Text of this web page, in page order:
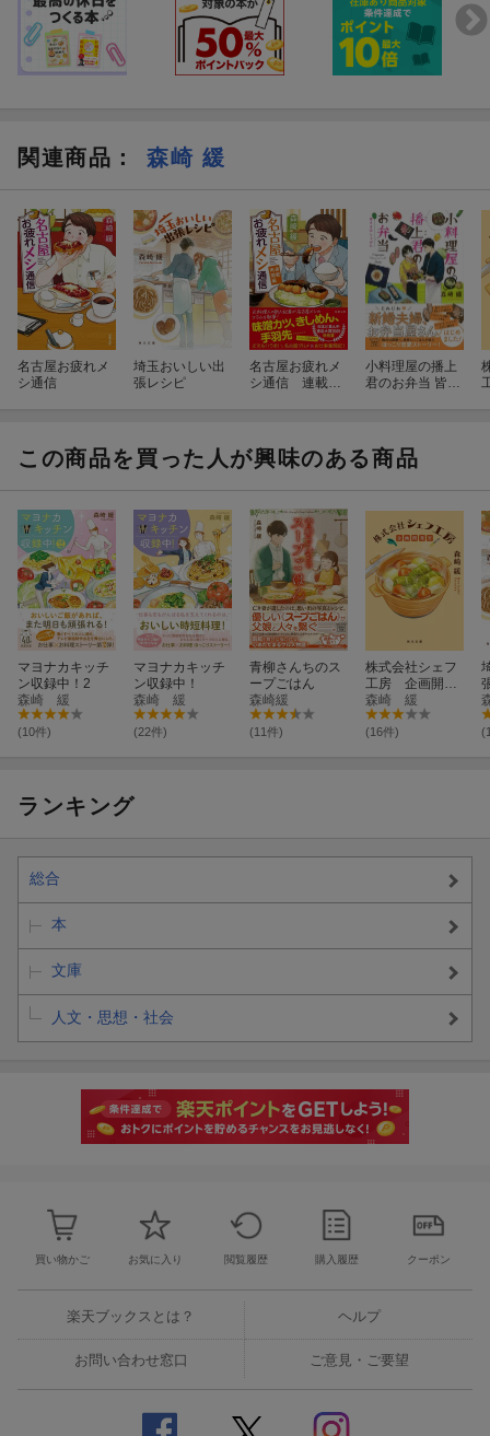
関連商品 ： 森崎 緩
名古屋お疲れメ
シ通信
埼玉おいしい出
張レシピ
名古屋お疲れメ
シ通信 連載再
小料理屋の播上
君のお弁当 皆さ
この商品を買った人が興味のある商品
マヨナカキッチ
ン収録中！2
森崎 緩
(10件)
マヨナカキッチ
ン収録中！
森崎 緩
(22件)
青柳さんちのス
ープごはん
森崎緩
(11件)
株式会社シェフ
工房 企画開発
室
森崎 緩
(16件)
ランキング
総合
本
文庫
人文・思想・社会
買い物かご お気に入り 閲覧履歴 購入履歴 クーポン
楽天ブックスとは？ ヘルプ
お問い合わせ窓口 ご意見・ご要望